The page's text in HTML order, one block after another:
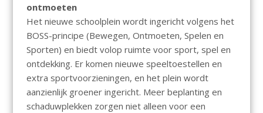
ontmoeten
Het nieuwe schoolplein wordt ingericht volgens het
BOSS-principe (Bewegen, Ontmoeten, Spelen en
Sporten) en biedt volop ruimte voor sport, spel en
ontdekking. Er komen nieuwe speeltoestellen en
extra sportvoorzieningen, en het plein wordt
aanzienlijk groener ingericht. Meer beplanting en
schaduwplekken zorgen niet alleen voor een